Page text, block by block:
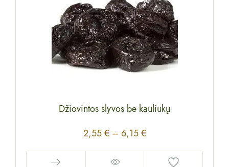
Džiovintos slyvos be kauliukų
2,55€ – 6,15€